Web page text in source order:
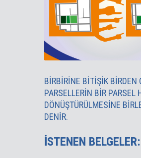
BIRBIRINE BITIŞIK BIRDEN
PARSELLERIN BIR PARSEL
DÖNÜŞTÜRÜLMESINE
DENIR.
İSTENEN BELGELER: